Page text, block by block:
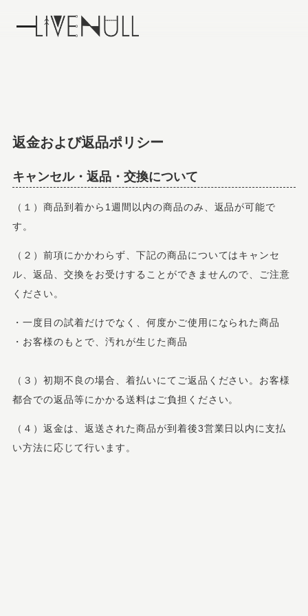
返金および返品ポリシー
キャンセル・返品・交換について
（１）商品到着から1週間以内の商品のみ、返品が可能で
す。
（２）前項にかかわらず、下記の商品についてはキャンセ
ル、返品、交換をお受けすることができませんので、ご注意
ください。
・一度目の試着だけでなく、何度かご使用になられた商品
・お客様のもとで、汚れが生じた商品
（３）初期不良の場合、着払いにてご返品ください。お客様
都合での返品等にかかる送料はご負担ください。
（４）返金は、返送された商品が到着後3営業日以内に支払
い方法に応じて行います。